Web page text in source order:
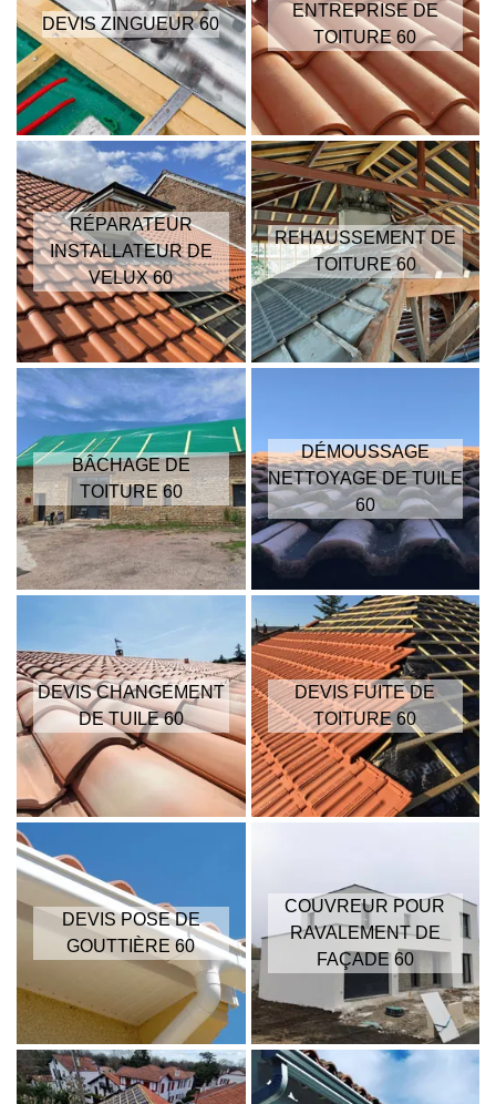
DEVIS ZINGUEUR 60
ENTREPRISE DE
TOITURE 60
RÉPARATEUR
INSTALLATEUR DE
VELUX 60
REHAUSSEMENT DE
TOITURE 60
BÂCHAGE DE
TOITURE 60
DÉMOUSSAGE
NETTOYAGE DE TUILE
60
DEVIS CHANGEMENT
DE TUILE 60
DEVIS FUITE DE
TOITURE 60
DEVIS POSE DE
GOUTTIÈRE 60
COUVREUR POUR
RAVALEMENT DE
FAÇADE 60